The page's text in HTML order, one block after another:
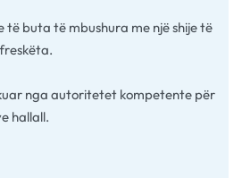
të buta të mbushura me një shije të
nga autoritetet kompetente për
hallall.